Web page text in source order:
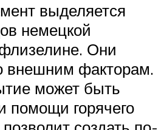
выделяется
немецкой
Они
внешним факторам.
может быть
помощи горячего